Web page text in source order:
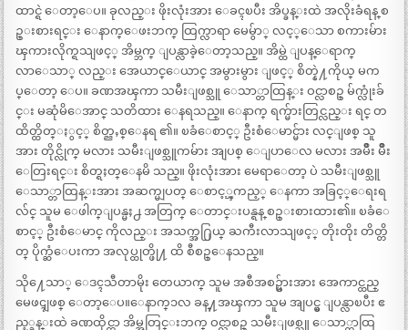
ထာင္ရဲ ေတာ့ေပ။ ခုလည္း ဖိုးလုံးအား ေခၚၿပီး အိပ္ခန္းထဲ အလိုးခံရန္ စ
ဥ္းစားရင္း ေနာက္ေဖးဘက္ ထြက္လာရာ မေမွ်ာ္ လင့္ေသာ စကားမ်ား
ၾကားလိုက္ရသျဖင့္ အိမ္ဘက္ ျပန္လာခဲ့ေတာ့သည္။ အိမ္ထဲ ျပန္ေရာက္
လာေသာ္ လည္း အေယာင္ေယာင္ အမွားမွား ျဖင့္ စိတ္နဲ႔ကိုယ္ မက
ပ္ေတာ့ ေပ။ ခဏအၾကာ သမီးျဖစ္သူ ေသာ္တာထြန္း ဝင္လာစဥ္ မ်က္လုံးခ်
င္း မဆုံမိေအာင္ သတိထား ေနရသည္။ ေနာက္ ရက္မ်ားတြင္လည္း ရင္ တ
ထိတ္ထိတ္ႏွင့္ စိတ္ညႇစ္ေနရ ၏။ ၿခံေစာင့္ ဦးစံေမာင္မ်ား လင္ျဖစ္ သူ
အား တိုင္လိုက္ မလား သမီးျဖစ္သူကမ်ား အျပစ္ ေျပာေလ မလား အမ်ိဳး မ်ိဳး
ေတြးရင္း စိတ္ရႈတ္ေနမိ သည္။ ဖိုးလုံးအား မေရာေတာ့ ပဲ သမီးျဖစ္သူ
ေသာ္တာထြန္းအား အဆက္မျပတ္ ေစာင့္ၾကည့္ ေနကာ အခြင့္ေရးရ
လ်င္ သူမ ေဖါက္ျပန္မႈ႕ အတြက္ ေတာင္းပန္ရန္ စဥ္းစားထား၏။ ၿခံေ
စာင့္ ဦးစံေမာင္ ကိုလည္း အသက္အ႐ြယ္ ႀကီးလာသျဖင့္ တိုးတိုး တိတ္တိ
တ္ ပိုက္ဆံေပးကာ အလုပ္ထုတ္ဖို႔ ထိ စီစဥ္ေနသည္။
သို႔ေသာ္ ေဒၚသီတာမိုး တေယာက္ သူမ အစီအစဥ္မ်ားအား အေကာင္ထည္
မေဖၚျဖစ္ ေတာ့ေပ။ေနာက္၁လ ခန္႔အၾကာ သူမ အျပင္မွ ျပန္လာၿပီး ဧ
ည့္ခန္းထဲ ခဏထိုင္ကာ အိမ္အတြင္းဘက္ ဝင္လာစဥ္ သမီးျဖစ္သူ ေသာ္တာထြ